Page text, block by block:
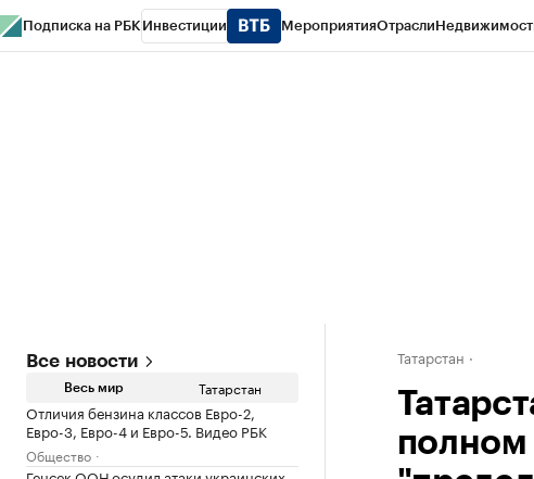
Подписка на РБК Инвестиции МероприятияОтрасли
Все новости
Весь мир Татарстан
Отличия бензина классов Евро-2,
Евро-3, Евро-4 и Евро-5. Видео РБК
Общество
Татарстан
полном